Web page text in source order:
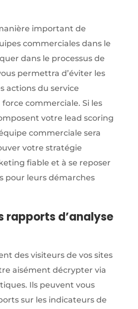
important de
commerciales dans le
dans le processus de
permettra d’éviter les
actions du service
commerciale. Si les
votre lead scoring
commerciale sera
votre stratégie
fiable et à se reposer
pour leurs démarches
rapports d’analyse
des visiteurs de vos sites
aisément décrypter via
Ils peuvent vous
sur les indicateurs de